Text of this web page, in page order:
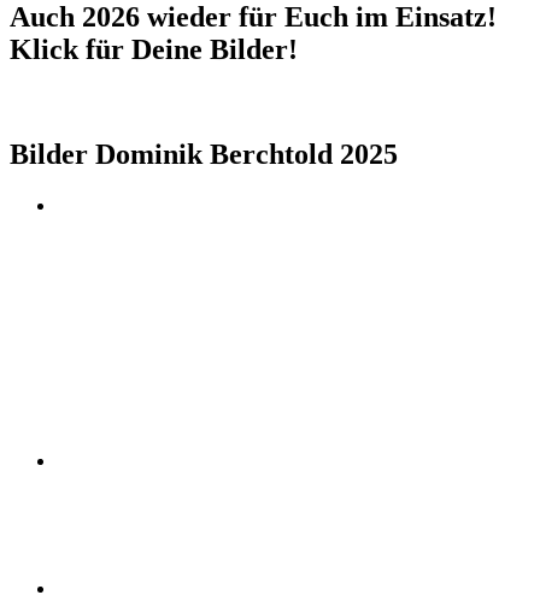
Auch 2026 wieder für Euch im Einsatz!
Klick für Deine Bilder!
Bilder Dominik Berchtold 2025